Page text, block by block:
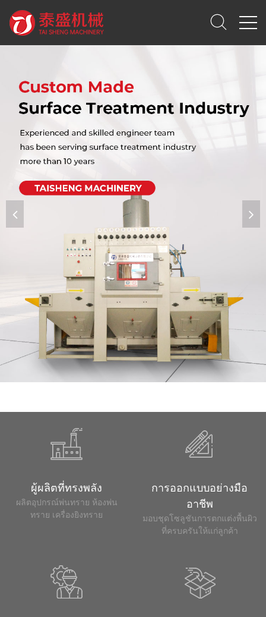
ผู้ผลิตที่ทรงพลัง
ผลิตอุปกรณ์พ่นทราย ห้องพ่น
ทราย เครื่องยิงทราย
การออกแบบอย่างมือ
อาชีพ
มอบชุดโซลูชันการตกแต่งพื้นผิว
ที่ครบครันให้แก่ลูกค้า